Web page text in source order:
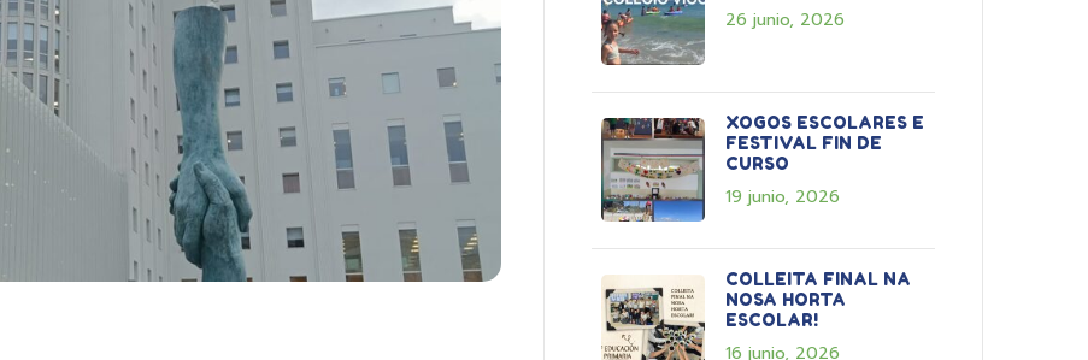
26 junio, 2026
XOGOS ESCOLARES E
FESTIVAL FIN DE
CURSO
19 junio, 2026
COLLEITA FINAL NA
NOSA HORTA
ESCOLAR!
16 junio, 2026